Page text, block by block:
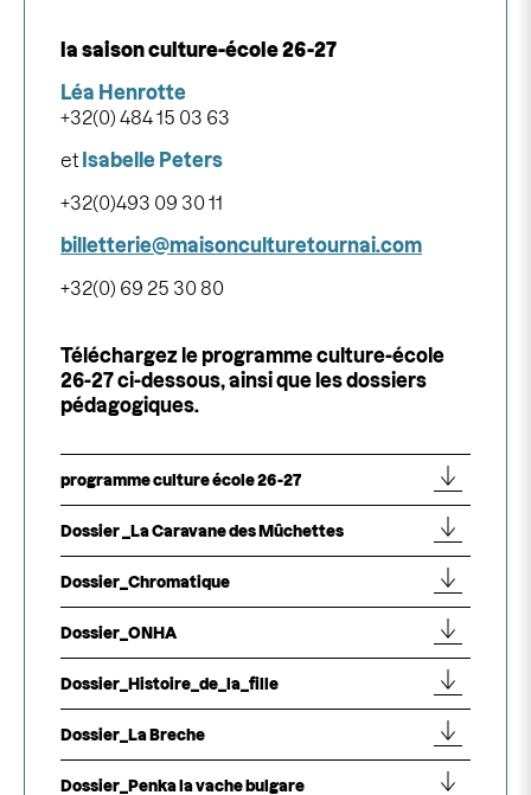
la saison culture-école 26-27
Léa Henrotte
+32(0) 484 15 03 63
et Isabelle Peters
+32(0)493 09 30 11
billetterie@maisonculturetournai.com
+32(0) 69 25 30 80
Téléchargez le programme culture-école
26-27 ci-dessous, ainsi que les dossiers
pédagogiques.
programme culture école 26-27
Dossier _La Caravane des Mûchettes
Dossier_Chromatique
Dossier_ONHA
Dossier_Histoire_de_la_fille
Dossier_La Breche
Dossier_Penka la vache bulgare